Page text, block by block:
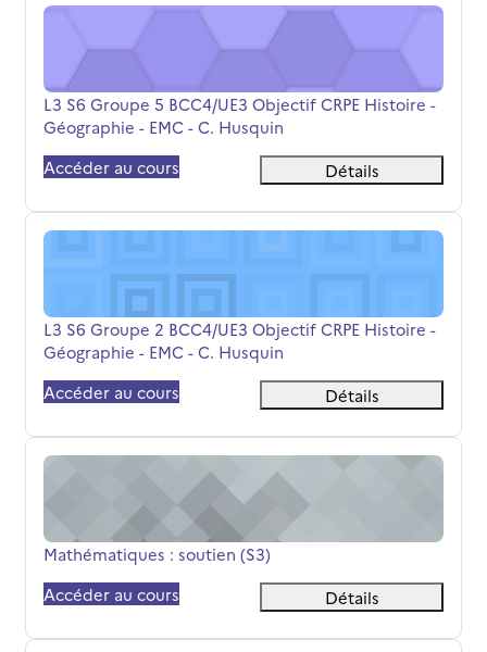
L3 S6 Groupe 5 BCC4/UE3 Objectif CRPE Histoire -
Nom du cours
L3 S6 Groupe 5 BCC4/UE3 Objectif CRPE Histoire -
Géographie - EMC - C. Husquin
Accéder au cours
Détails
L3 S6 Groupe 2 BCC4/UE3 Objectif CRPE Histoire -
Nom du cours
L3 S6 Groupe 2 BCC4/UE3 Objectif CRPE Histoire -
Géographie - EMC - C. Husquin
Accéder au cours
Détails
Mathématiques : soutien (S3)
Nom du cours
Mathématiques : soutien (S3)
Accéder au cours
Détails